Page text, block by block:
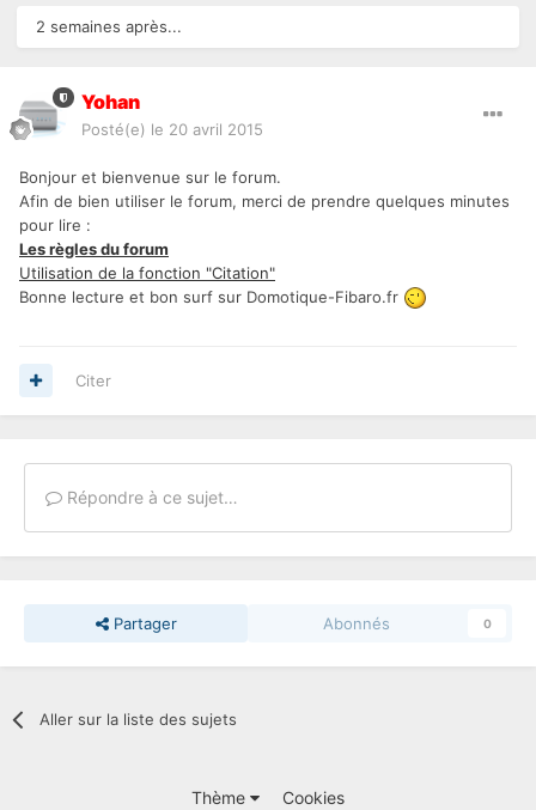
2 semaines après...
Yohan
Posté(e) le 20 avril 2015
Bonjour et bienvenue sur le forum.
Afin de bien utiliser le forum, merci de prendre quelques minutes
pour lire :
Les règles du forum
Utilisation de la fonction "Citation"
Bonne lecture et bon surf sur Domotique-Fibaro.fr
Citer
Répondre à ce sujet…
Partager Abonnés 0
Aller sur la liste des sujets
Thème Cookies